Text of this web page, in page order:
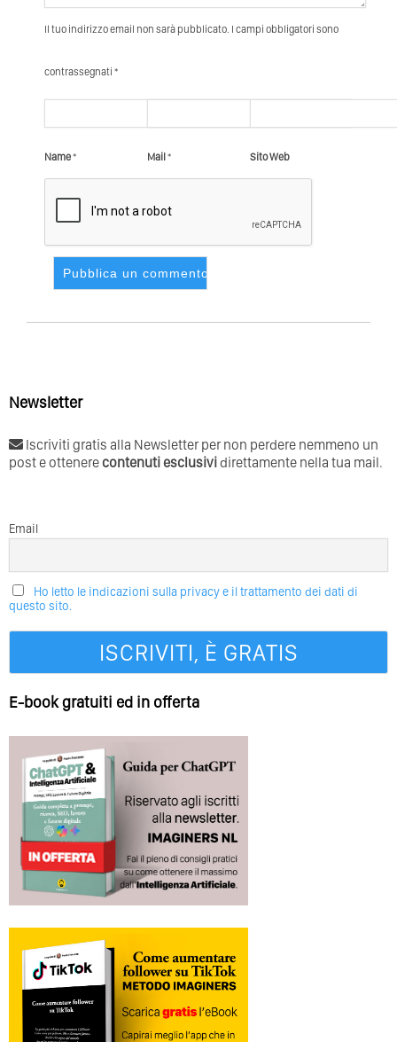
Il tuo indirizzo email non sarà pubblicato. I campi obbligatori sono
contrassegnati *
Name* Mail* Sito Web
Newsletter
Iscriviti gratis alla Newsletter per non perdere nemmeno un
post e ottenerecontenuti esclusividirettamente nella tua mail.
Email
Ho letto le indicazioni sulla privacy e il trattamento dei dati di
questo sito.
E-book gratuiti ed in offerta